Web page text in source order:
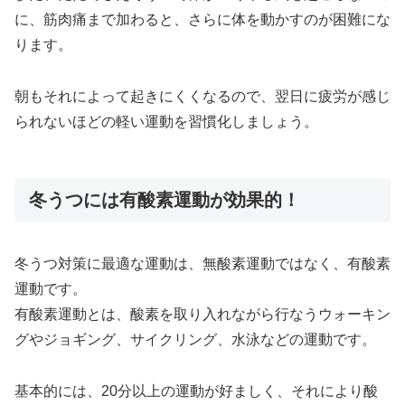
に、筋肉痛まで加わると、さらに体を動かすのが困難にな
ります。
朝もそれによって起きにくくなるので、翌日に疲労が感じ
られないほどの軽い運動を習慣化しましょう。
冬うつには有酸素運動が効果的！
冬うつ対策に最適な運動は、無酸素運動ではなく、有酸素
運動です。
有酸素運動とは、酸素を取り入れながら行なうウォーキン
グやジョギング、サイクリング、水泳などの運動です。
基本的には、20分以上の運動が好ましく、それにより酸